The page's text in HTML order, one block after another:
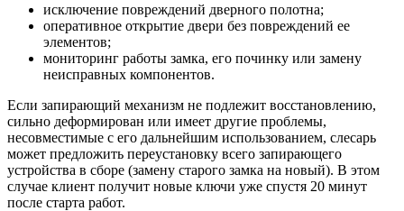
исключение повреждений дверного полотна;
оперативное открытие двери без повреждений ее
элементов;
мониторинг работы замка, его починку или замену
неисправных компонентов.
Если запирающий механизм не подлежит восстановлению,
сильно деформирован или имеет другие проблемы,
несовместимые с его дальнейшим использованием, слесарь
может предложить переустановку всего запирающего
устройства в сборе (замену старого замка на новый). В этом
случае клиент получит новые ключи уже спустя 20 минут
после старта работ.